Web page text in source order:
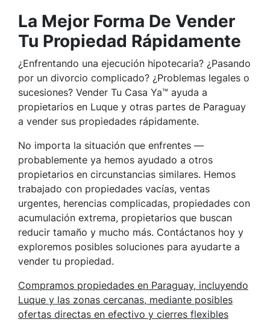
La Mejor Forma De Vender
Tu Propiedad Rápidamente
¿Enfrentando una ejecución hipotecaria? ¿Pasando
por un divorcio complicado? ¿Problemas legales o
sucesiones? Vender Tu Casa Ya™ ayuda a
propietarios en Luque y otras partes de Paraguay
a vender sus propiedades rápidamente.
No importa la situación que enfrentes —
probablemente ya hemos ayudado a otros
propietarios en circunstancias similares. Hemos
trabajado con propiedades vacías, ventas
urgentes, herencias complicadas, propiedades con
acumulación extrema, propietarios que buscan
reducir tamaño y mucho más. Contáctanos hoy y
exploremos posibles soluciones para ayudarte a
vender tu propiedad.
Compramos propiedades en Paraguay, incluyendo
Luque y las zonas cercanas, mediante posibles
ofertas directas en efectivo y cierres flexibles